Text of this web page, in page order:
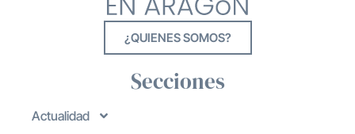
¿QUIENES SOMOS?
Secciones
Actualidad